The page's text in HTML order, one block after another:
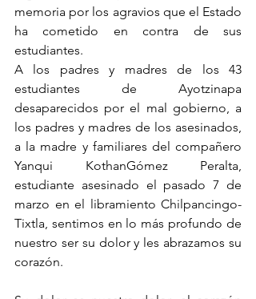
memoria por los agravios que el Estado
ha cometido en contra de sus
estudiantes.
A los padres y madres de los 43
estudiantes de Ayotzinapa
desaparecidos por el mal gobierno, a
los padres y madres de los asesinados,
a la madre y familiares del compañero
Yanqui KothanGómez Peralta,
estudiante asesinado el pasado 7 de
marzo en el libramiento Chilpancingo-
Tixtla, sentimos en lo más profundo de
nuestro ser su dolor y les abrazamos su
corazón.